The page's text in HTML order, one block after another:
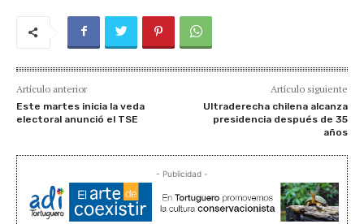
Artículo anterior
Este martes inicia la veda
electoral anunció el TSE
Artículo siguiente
Ultraderecha chilena alcanza
presidencia después de 35
años
- Publicidad -